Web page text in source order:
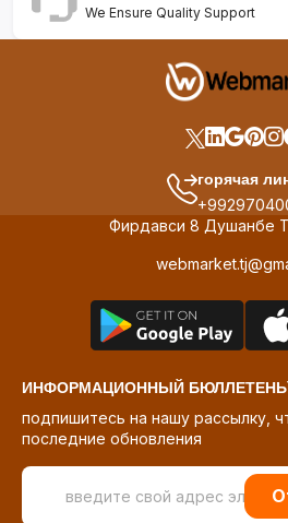
We Ensure Quality Support
горячая
Фирдавси 8 Душанбе
ИНФОРМАЦИОННЫЙ БЮЛЛЕТЕНЬ
подпишитесь на нашу рассылку,
последние обновления